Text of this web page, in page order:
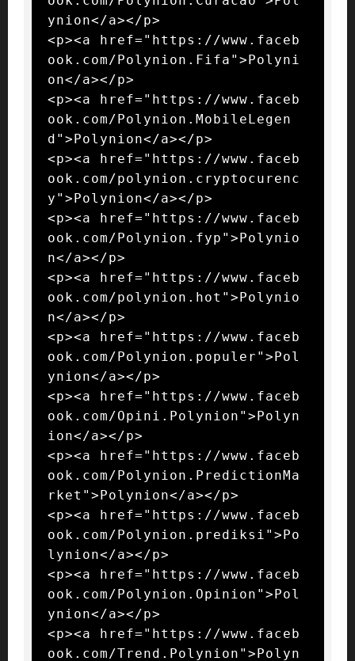
ynion</a></p>
<p><a href="https://www.faceb
ook.com/Polynion.Fifa">Polyni
on</a></p>
<p><a href="https://www.faceb
ook.com/Polynion.MobileLegen
d">Polynion</a></p>
<p><a href="https://www.faceb
ook.com/polynion.cryptocurenc
y">Polynion</a></p>
<p><a href="https://www.faceb
ook.com/Polynion.fyp">Polynio
n</a></p>
<p><a href="https://www.faceb
ook.com/polynion.hot">Polynio
n</a></p>
<p><a href="https://www.faceb
ook.com/Polynion.populer">Pol
ynion</a></p>
<p><a href="https://www.faceb
ook.com/Opini.Polynion">Polyn
ion</a></p>
<p><a href="https://www.faceb
ook.com/Polynion.PredictionMa
rket">Polynion</a></p>
<p><a href="https://www.faceb
ook.com/Polynion.prediksi">Po
lynion</a></p>
<p><a href="https://www.faceb
ook.com/Polynion.Opinion">Pol
ynion</a></p>
<p><a href="https://www.faceb
ook.com/Trend.Polynion">Polyn